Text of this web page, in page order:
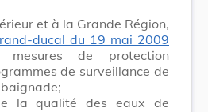
et à la Grande Région,
ducal du 19 mai 2009
mesures de protection
de surveillance de
la qualité des eaux de